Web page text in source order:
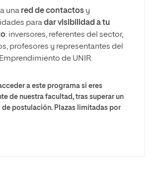
una red de contactos y
paradar visibilidad a tu
: inversores, referentes del sector,
profesores y representantes del
de UNIR.
a este programa si eres
de nuestra facultad, tras superar un
de postulación. Plazas limitadas por